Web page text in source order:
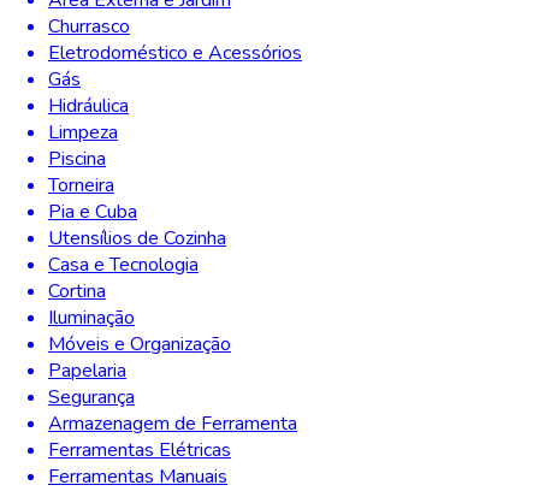
Churrasco
Eletrodoméstico e Acessórios
Gás
Hidráulica
Limpeza
Piscina
Torneira
Pia e Cuba
Utensílios de Cozinha
Casa e Tecnologia
Cortina
Iluminação
Móveis e Organização
Papelaria
Segurança
Armazenagem de Ferramenta
Ferramentas Elétricas
Ferramentas Manuais